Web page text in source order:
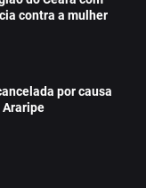
contra a mulher
por causa
Araripe